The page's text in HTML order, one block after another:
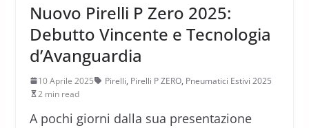
Nuovo Pirelli P Zero 2025:
Debutto Vincente e Tecnologia
d’Avanguardia
10 Aprile 2025 Pirelli, Pirelli P ZERO, Pneumatici Estivi 2025
2 min read
A pochi giorni dalla sua presentazione